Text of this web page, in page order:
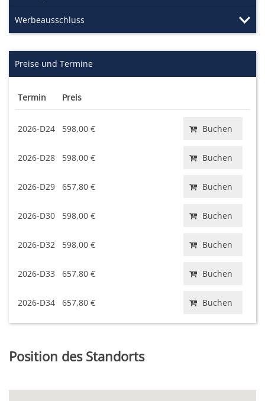
Werbeausschluss
Preise und Termine
Termin Preis
2026-D24 598,00 € Buchen
2026-D28 598,00 € Buchen
2026-D29 657,80 € Buchen
2026-D30 598,00 € Buchen
2026-D32 598,00 € Buchen
2026-D33 657,80 € Buchen
2026-D34 657,80 € Buchen
Position des Standorts